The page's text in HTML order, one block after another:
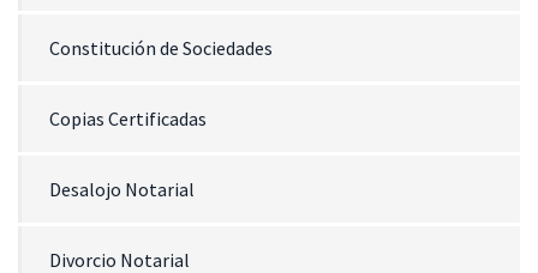
Constitución de Sociedades
Copias Certificadas
Desalojo Notarial
Divorcio Notarial